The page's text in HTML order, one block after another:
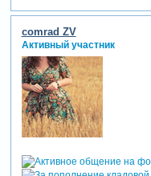
comrad ZV
Активный участник